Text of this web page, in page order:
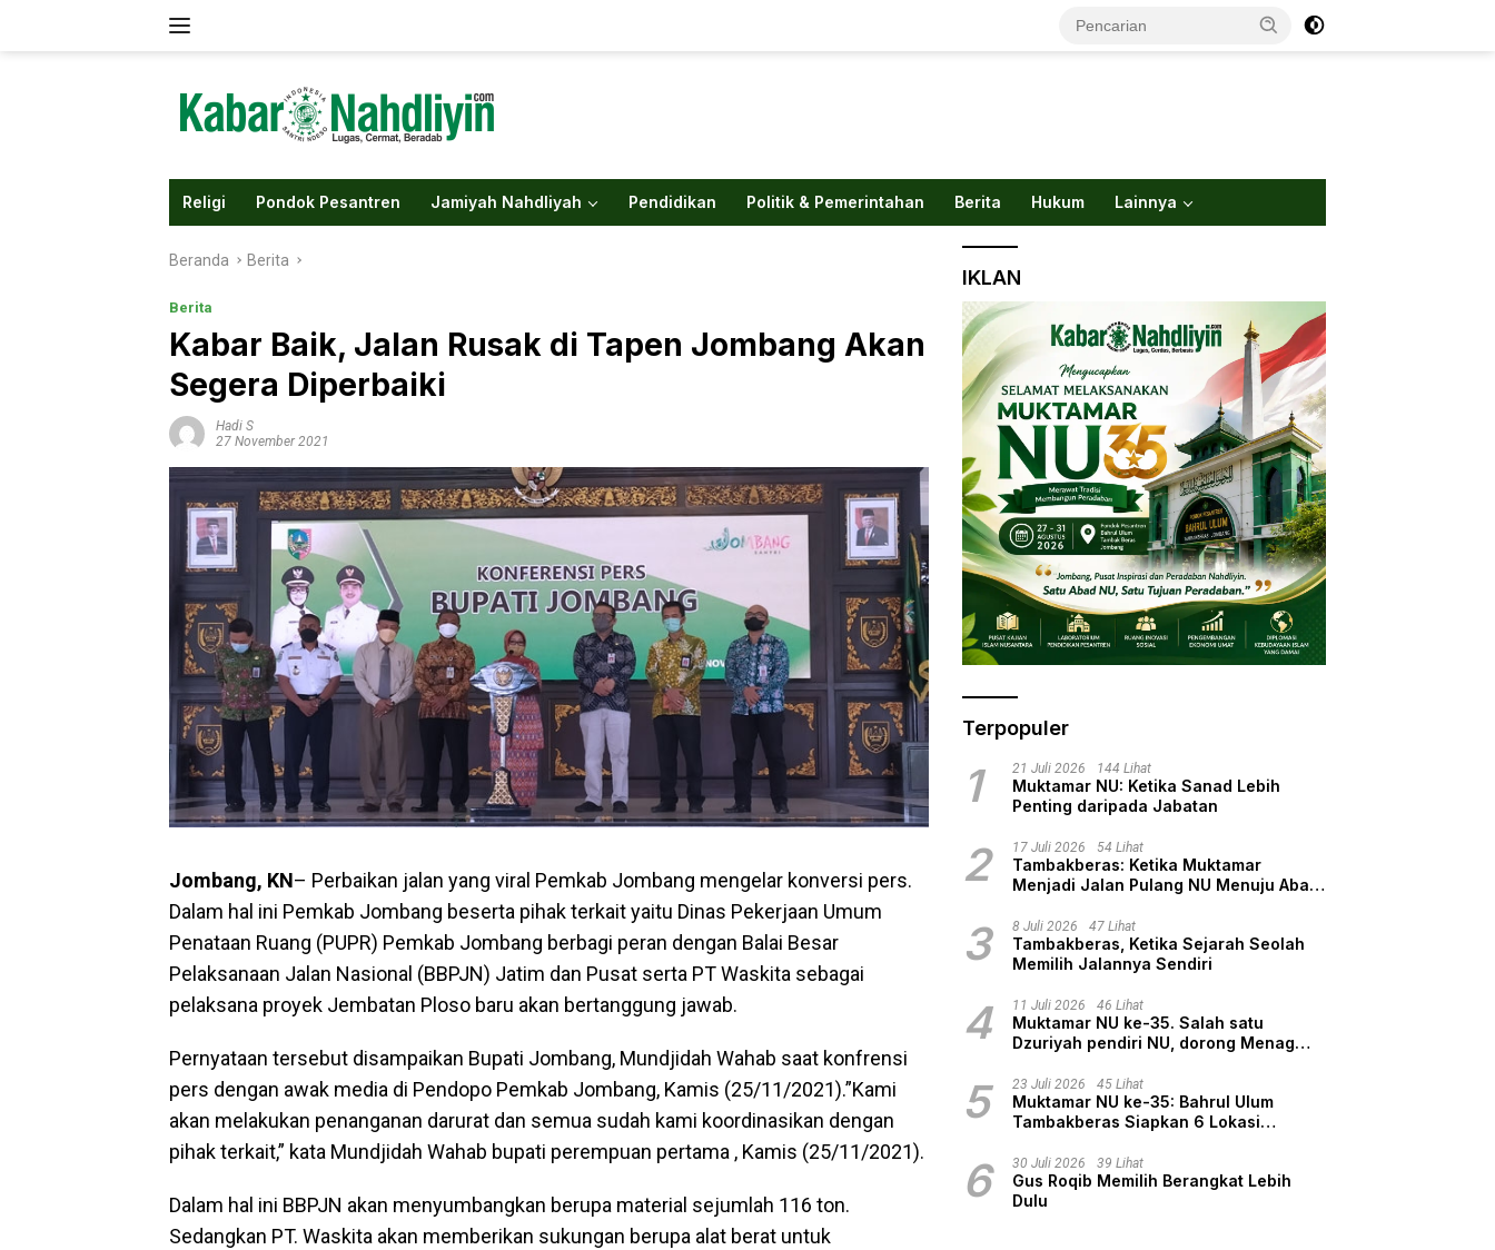
Religi Pondok Pesantren Jamiyah Nahdliyah Pendidikan Politik & Pemerintahan Berita Hukum Lainnya
Beranda Berita
Berita
Kabar Baik, Jalan Rusak di Tapen Jombang Akan
Segera Diperbaiki
Hadi S
27 November 2021
Jombang, KN– Perbaikan jalan yang viral Pemkab Jombang mengelar konversi pers.
Dalam hal ini Pemkab Jombang beserta pihak terkait yaitu Dinas Pekerjaan Umum
Penataan Ruang (PUPR) Pemkab Jombang berbagi peran dengan Balai Besar
Pelaksanaan Jalan Nasional (BBPJN) Jatim dan Pusat serta PT Waskita sebagai
pelaksana proyek Jembatan Ploso baru akan bertanggung jawab.
Pernyataan tersebut disampaikan Bupati Jombang, Mundjidah Wahab saat konfrensi
pers dengan awak media di Pendopo Pemkab Jombang, Kamis (25/11/2021).”Kami
akan melakukan penanganan darurat dan semua sudah kami koordinasikan dengan
pihak terkait,” kata Mundjidah Wahab bupati perempuan pertama , Kamis (25/11/2021).
Dalam hal ini BBPJN akan menyumbangkan berupa material sejumlah 116 ton.
Sedangkan PT. Waskita akan memberikan sukungan berupa alat berat untuk
IKLAN
Terpopuler
1 21 Juli 2026 144 Lihat
Muktamar NU: Ketika Sanad Lebih
Penting daripada Jabatan
2 17 Juli 2026 54 Lihat
Tambakberas: Ketika Muktamar
Menjadi Jalan Pulang NU Menuju Abad
3 8 Juli 2026 47 Lihat
Tambakberas, Ketika Sejarah Seolah
Memilih Jalannya Sendiri
4 11 Juli 2026 46 Lihat
Muktamar NU ke-35. Salah satu
Dzuriyah pendiri NU, dorong Menag
5 23 Juli 2026 45 Lihat
Muktamar NU ke-35: Bahrul Ulum
Tambakberas Siapkan 6 Lokasi
6 30 Juli 2026 39 Lihat
Gus Roqib Memilih Berangkat Lebih
Dulu